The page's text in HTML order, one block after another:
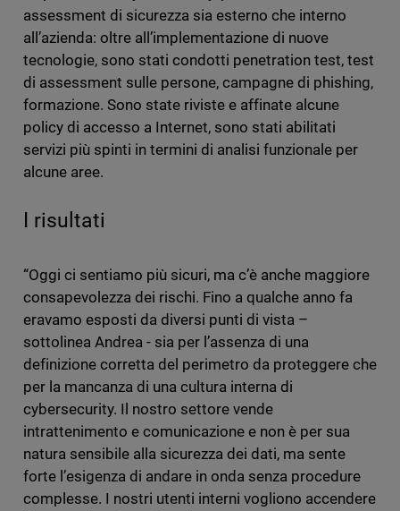
assessment di sicurezza sia esterno che interno
all’azienda: oltre all’implementazione di nuove
tecnologie, sono stati condotti penetration test, test
di assessment sulle persone, campagne di phishing,
formazione. Sono state riviste e affinate alcune
policy di accesso a Internet, sono stati abilitati
servizi più spinti in termini di analisi funzionale per
alcune aree.
I risultati
“Oggi ci sentiamo più sicuri, ma c’è anche maggiore
consapevolezza dei rischi. Fino a qualche anno fa
eravamo esposti da diversi punti di vista –
sottolinea Andrea - sia per l’assenza di una
definizione corretta del perimetro da proteggere che
per la mancanza di una cultura interna di
cybersecurity. Il nostro settore vende
intrattenimento e comunicazione e non è per sua
natura sensibile alla sicurezza dei dati, ma sente
forte l’esigenza di andare in onda senza procedure
complesse. I nostri utenti interni vogliono accendere